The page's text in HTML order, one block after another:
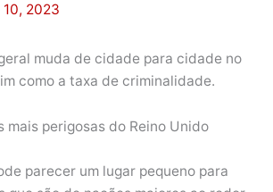
2023
muda de cidade para cidade no
como a taxa de criminalidade.
parecer um lugar pequeno para